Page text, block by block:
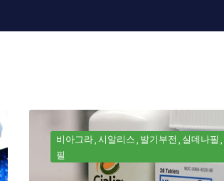
비아그라 시알리스 발기부전 실데나필
필